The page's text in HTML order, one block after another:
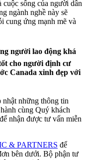
sống của người dân
ngành nghề này sẽ
cung ứng mạnh mẽ và
người lao động khá
cho người định cư
Canada xinh đẹp với
những thông tin
cùng Quý khách
nhận được tư vấn miễn
& PARTNERS để
bên dưới. Bộ phận tư